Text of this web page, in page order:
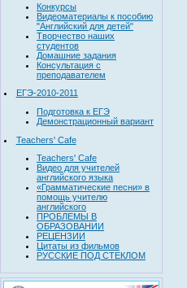
Конкурсы
Видеоматериалы к пособию
"Английский для детей"
Творчество наших
студентов
Домашние задания
Консультация с
преподавателем
ЕГЭ-2010-2011
Подготовка к ЕГЭ
Демонстрационный вариант
Teachers' Cafe
Teachers' Cafe
Видео для учителей
английского языка
«Грамматические песни» в
помощь учителю
английского
ПРОБЛЕМЫ В
ОБРАЗОВАНИИ
РЕЦЕНЗИИ
Цитаты из фильмов
РУССКИЕ ПОД СТЕКЛОМ